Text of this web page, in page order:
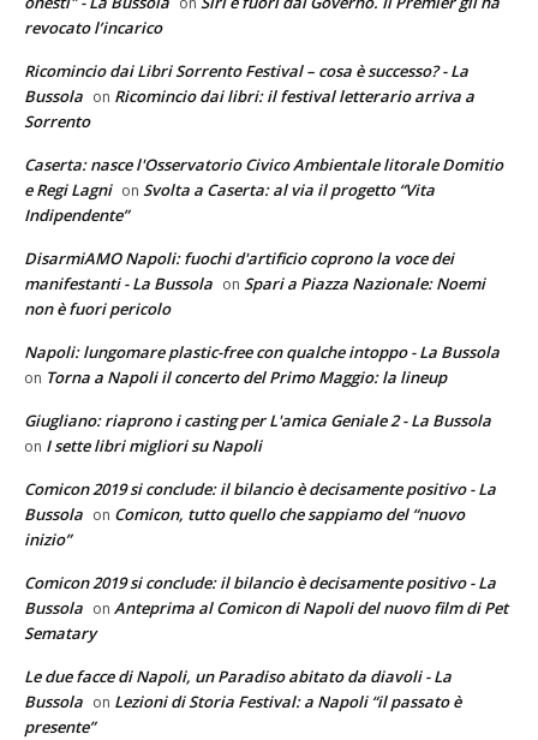
revocato l’incarico
Ricomincio dai Libri Sorrento Festival – cosa è successo? - La
Bussola on Ricomincio dai libri: il festival letterario arriva a
Sorrento
Caserta: nasce l'Osservatorio Civico Ambientale litorale Domitio
e Regi Lagni on Svolta a Caserta: al via il progetto “Vita
Indipendente”
DisarmiAMO Napoli: fuochi d'artificio coprono la voce dei
manifestanti - La Bussola on Spari a Piazza Nazionale: Noemi
non è fuori pericolo
Napoli: lungomare plastic-free con qualche intoppo - La Bussola
on Torna a Napoli il concerto del Primo Maggio: la lineup
Giugliano: riaprono i casting per L'amica Geniale 2 - La Bussola
on I sette libri migliori su Napoli
Comicon 2019 si conclude: il bilancio è decisamente positivo - La
Bussola on Comicon, tutto quello che sappiamo del “nuovo
inizio”
Comicon 2019 si conclude: il bilancio è decisamente positivo - La
Bussola on Anteprima al Comicon di Napoli del nuovo film di Pet
Sematary
Le due facce di Napoli, un Paradiso abitato da diavoli - La
Bussola on Lezioni di Storia Festival: a Napoli “il passato è
presente”